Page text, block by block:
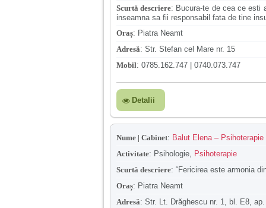
Scurtă descriere: Bucura-te de cea ce esti
inseamna sa fii responsabil fata de tine
Oraș: Piatra Neamt
Adresă: Str. Stefan cel Mare nr. 15
Mobil: 0785.162.747 | 0740.073.747
Detalii
Nume | Cabinet: Balut Elena –
Activitate: Psihologie, Psihoterapie
Scurtă descriere: “Fericirea este armonia
Oraș: Piatra Neamt
Adresă: Str. Lt. Drăghescu nr. 1, bl. E8,